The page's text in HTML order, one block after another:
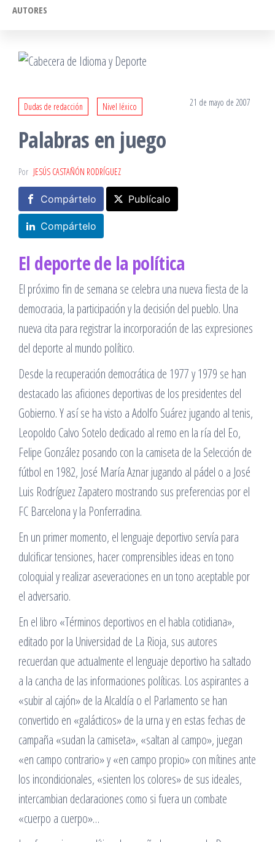
AUTORES
Dudas de redacción Nivel léxico 21 de mayo de 2007
Palabras en juego
Por JESÚS CASTAÑÓN RODRÍGUEZ
Compártelo Publícalo
Compártelo
El deporte de la política
El próximo fin de semana se celebra una nueva fiesta de la
democracia, la participación y la decisión del pueblo. Una
nueva cita para registrar la incorporación de las expresiones
del deporte al mundo político.
Desde la recuperación democrática de 1977 y 1979 se han
destacado las aficiones deportivas de los presidentes del
Gobierno. Y así se ha visto a Adolfo Suárez jugando al tenis,
Leopoldo Calvo Sotelo dedicado al remo en la ría del Eo,
Felipe González posando con la camiseta de la Selección de
fútbol en 1982, José María Aznar jugando al pádel o a José
Luis Rodríguez Zapatero mostrando sus preferencias por el
FC Barcelona y la Ponferradina.
En un primer momento, el lenguaje deportivo servía para
dulcificar tensiones, hacer comprensibles ideas en tono
coloquial y realizar aseveraciones en un tono aceptable por
el adversario.
En el libro «Términos deportivos en el habla cotidiana»,
editado por la Universidad de La Rioja, sus autores
recuerdan que actualmente el lenguaje deportivo ha saltado
a la cancha de las informaciones políticas. Los aspirantes a
«subir al cajón» de la Alcaldía o el Parlamento se han
convertido en «galácticos» de la urna y en estas fechas de
campaña «sudan la camiseta», «saltan al campo», juegan
«en campo contrario» y «en campo propio» con mítines ante
los incondicionales, «sienten los colores» de sus ideales,
intercambian declaraciones como si fuera un combate
«cuerpo a cuerpo»…